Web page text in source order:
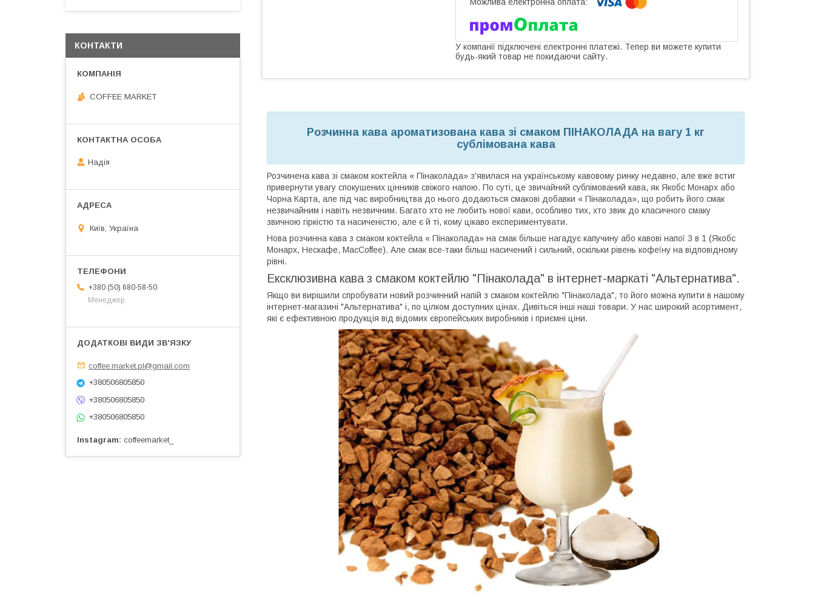
У компанії підключені електронні платежі. Тепер ви можете купити
будь-який товар не покидаючи сайту.
Розчинна кава ароматизована кава зі смаком ПІНАКОЛАДА на вагу 1 кг
сублімована кава
Розчинена кава зі смаком коктейла « Пінаколада» з'явилася на українському кавовому ринку недавно, але вже встиг
привернути увагу спокушених цінників свіжого напою. По суті, це звичайний сублімований кава, як Якобс Монарх або
Чорна Карта, але під час виробництва до нього додаються смакові добавки « Пінаколада», що робить його смак
незвичайним і навіть незвичним. Багато хто не любить нової кави, особливо тих, хто звик до класичного смаку
звичною гіркістю та насиченістю, але є й ті, кому цікаво експериментувати.
Нова розчинна кава з смаком коктейла « Пінаколада» на смак більше нагадує капучину або кавові напої 3 в 1 (Якобс
Монарх, Нескафе, MacCoffee). Але смак все-таки більш насичений і сильний, оскільки рівень кофеїну на відповідному
рівні.
Ексклюзивна кава з смаком коктейлю "Пінаколада" в інтернет-маркаті "Альтернатива".
Якщо ви вирішили спробувати новий розчинний напій з смаком коктейлю "Пінаколада", то його можна купити в нашому
інтернет-магазині "Альтернатива" і, по цілком доступних цінах. Дивіться інші наші товари. У нас широкий асортимент,
які є ефективною продукція від відомих європейських виробників і приємні ціни.
КОНТАКТИ
COFFEE MARKET
Надія
Київ, Україна
+380 (50) 680-58-50
Менеджер
coffee.market.pl@gmail.com
+380506805850
+380506805850
+380506805850
Instagram coffeemarket_